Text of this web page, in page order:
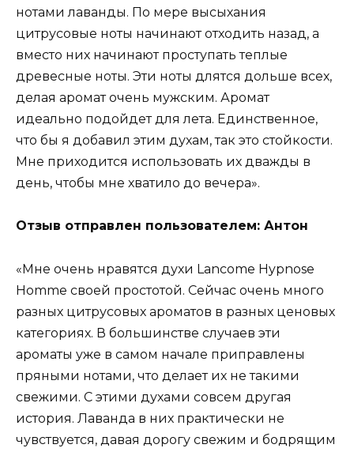
нотами лаванды. По мере высыхания
цитрусовые ноты начинают отходить назад, а
вместо них начинают проступать теплые
древесные ноты. Эти ноты длятся дольше всех,
делая аромат очень мужским. Аромат
идеально подойдет для лета. Единственное,
что бы я добавил этим духам, так это стойкости.
Мне приходится использовать их дважды в
день, чтобы мне хватило до вечера».
Отзыв отправлен пользователем: Антон
«Мне очень нравятся духи Lancome Hypnose
Homme своей простотой. Сейчас очень много
разных цитрусовых ароматов в разных ценовых
категориях. В большинстве случаев эти
ароматы уже в самом начале приправлены
пряными нотами, что делает их не такими
свежими. С этими духами совсем другая
история. Лаванда в них практически не
чувствуется, давая дорогу свежим и бодрящим